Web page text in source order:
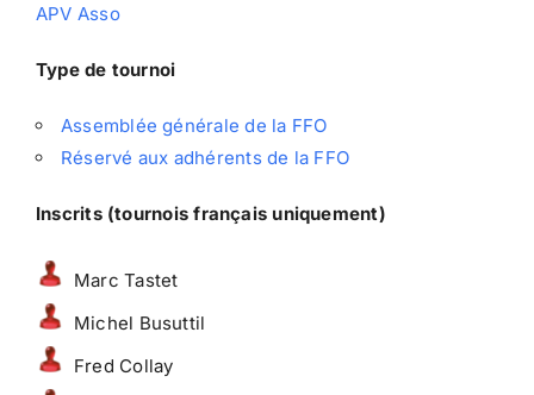
APV Asso
Type de tournoi
Assemblée générale de la FFO
Réservé aux adhérents de la FFO
Inscrits (tournois français uniquement)
Marc Tastet
Michel Busuttil
Fred Collay